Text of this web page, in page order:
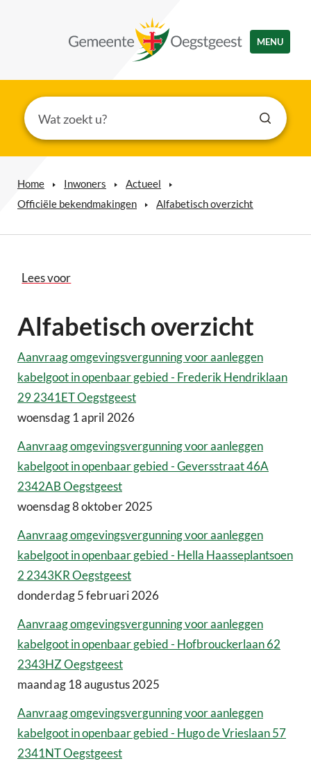
MENU
Home Inwoners
Actueel
Officiële bekendmakingen
Alfabetisch overzicht
Lees voor
Alfabetisch overzicht
Aanvraag omgevingsvergunning voor aanleggen
kabelgoot in openbaar gebied - Frederik Hendriklaan
29 2341ET Oegstgeest
woensdag 1 april 2026
Aanvraag omgevingsvergunning voor aanleggen
kabelgoot in openbaar gebied - Geversstraat 46A
2342AB Oegstgeest
woensdag 8 oktober 2025
Aanvraag omgevingsvergunning voor aanleggen
kabelgoot in openbaar gebied - Hella Haasseplantsoen
2 2343KR Oegstgeest
donderdag 5 februari 2026
Aanvraag omgevingsvergunning voor aanleggen
kabelgoot in openbaar gebied - Hofbrouckerlaan 62
2343HZ Oegstgeest
maandag 18 augustus 2025
Aanvraag omgevingsvergunning voor aanleggen
kabelgoot in openbaar gebied - Hugo de Vrieslaan 57
2341NT Oegstgeest